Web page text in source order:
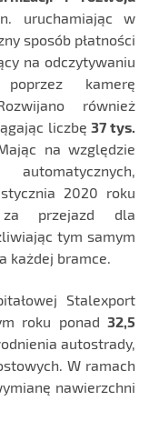
uruchamiając w
sposób płatności
na odczytywaniu
kamerę
również
liczbę37 tys.
na względzie
2020 roku
za przejazd dla
tym samym
każdej bramce.
Stalexport
roku ponad 32,5
autostrady,
W ramach
nawierzchni